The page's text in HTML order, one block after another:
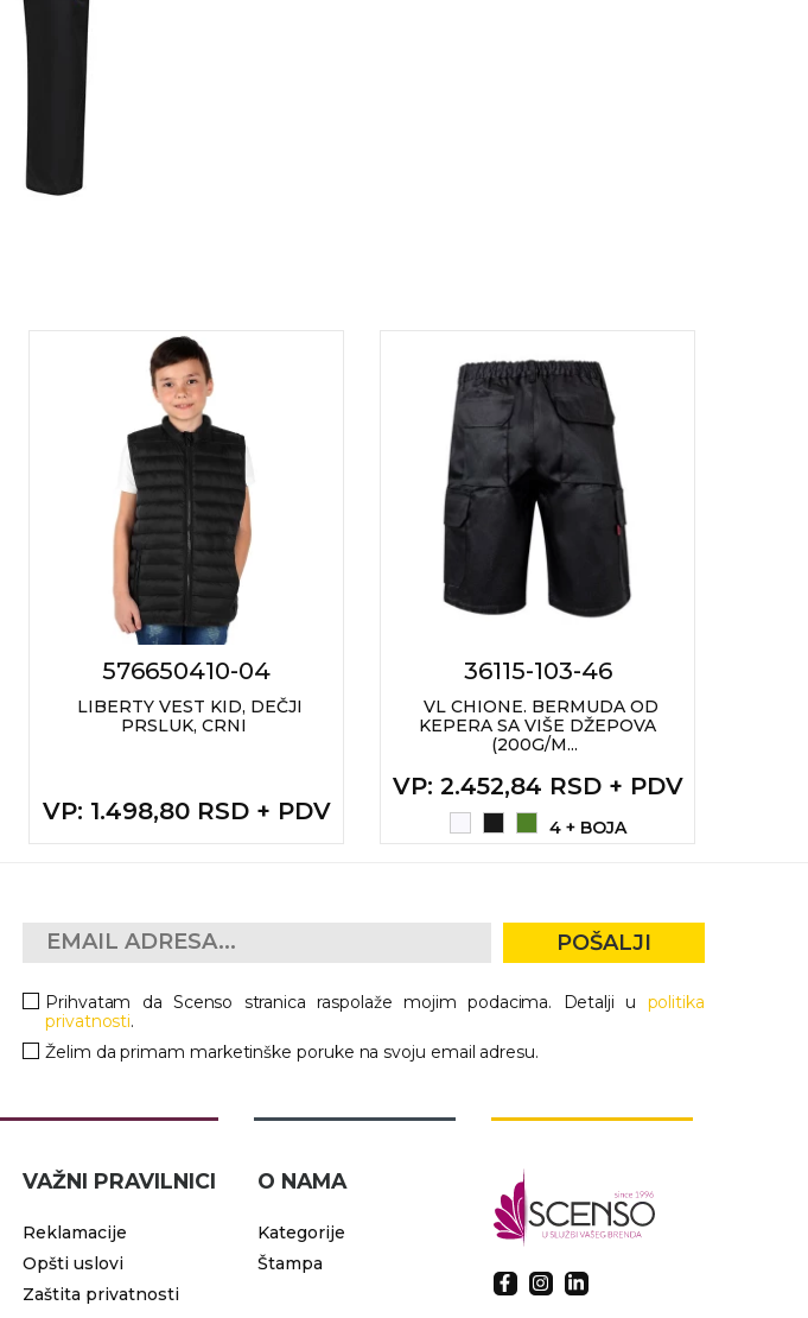
576650410-04
LIBERTY VEST KID, DEČJI
PRSLUK, CRNI
VP: 1.498,80 RSD + PDV
36115-103-46
VL CHIONE. BERMUDA OD
KEPERA SA VIŠE DŽEPOVA
(200G/M...
VP: 2.452,84 RSD + PDV
4 + BOJA
POŠALJI
Prihvatam da Scenso stranica raspolaže mojim podacima. Detalji u politika
privatnosti.
Želim da primam marketinške poruke na svoju email adresu.
VAŽNI PRAVILNICI
Reklamacije
Opšti uslovi
Zaštita privatnosti
O NAMA
Kategorije
Štampa